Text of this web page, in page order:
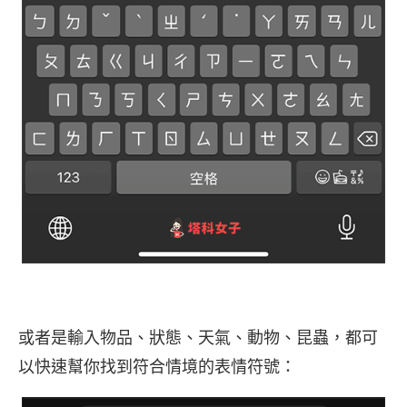
或者是輸入物品、狀態、天氣、動物、昆蟲，都可
以快速幫你找到符合情境的表情符號：